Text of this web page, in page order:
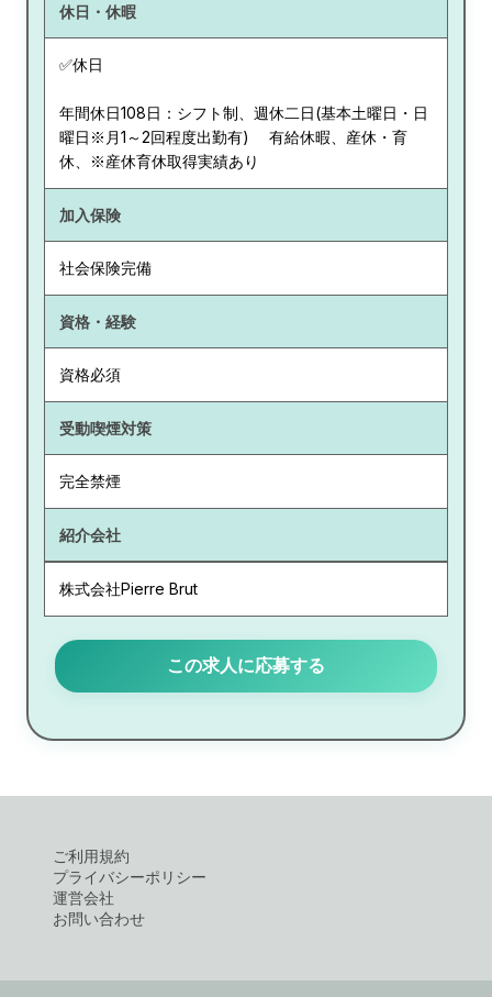
休日・休暇
✅休日
年間休日108日：シフト制、週休二日(基本土曜日・日
曜日※月1～2回程度出勤有) 有給休暇、産休・育
休、※産休育休取得実績あり
加入保険
社会保険完備
資格・経験
資格必須
受動喫煙対策
完全禁煙
紹介会社
株式会社Pierre Brut
この求人に応募する
ご利用規約
プライバシーポリシー
運営会社
お問い合わせ